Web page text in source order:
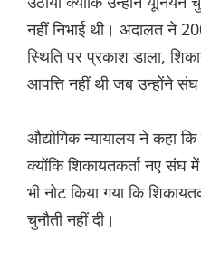
नहीं निभाई थी। अदालत ने
स्थिति पर प्रकाश डाला,
आपत्ति नहीं थी जब उन्होंने
औद्योगिक न्यायालय ने कहा
क्योंकि शिकायतकर्ता नए संघ
भी नोट किया गया कि
चुनौती नहीं दी।